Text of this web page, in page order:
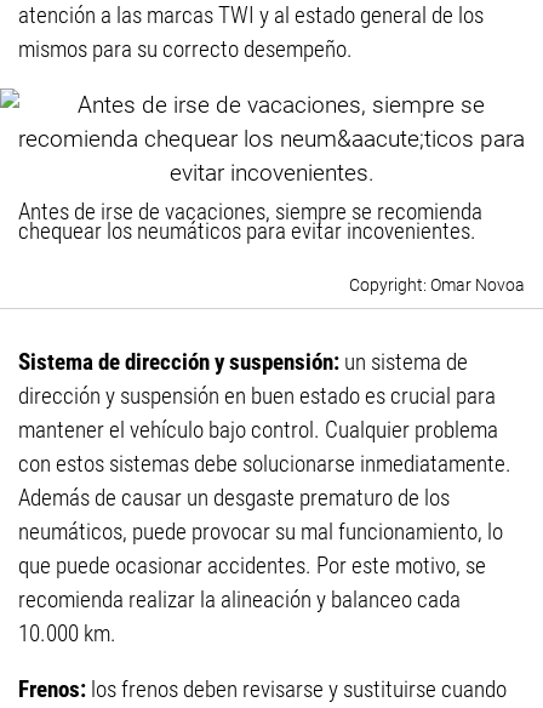
atención a las marcas TWI y al estado general de los
mismos para su correcto desempeño.
Antes de irse de vacaciones, siempre se recomienda
chequear los neumáticos para evitar incovenientes.
Omar Novoa
Sistema de dirección y suspensión: un sistema de
dirección y suspensión en buen estado es crucial para
mantener el vehículo bajo control. Cualquier problema
con estos sistemas debe solucionarse inmediatamente.
Además de causar un desgaste prematuro de los
neumáticos, puede provocar su mal funcionamiento, lo
que puede ocasionar accidentes. Por este motivo, se
recomienda realizar la alineación y balanceo cada
10.000 km.
Frenos: los frenos deben revisarse y sustituirse cuando